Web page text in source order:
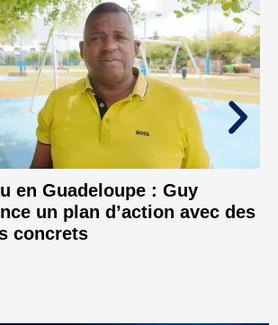
en Guadeloupe : Guy
un plan d’action avec des
concrets